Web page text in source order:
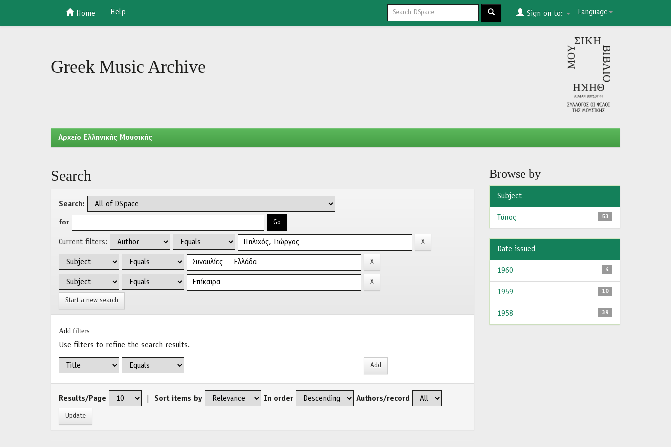
Home Help Language
Sign on to:
Greek Music Archive
Aρχείο Ελληνικής Μουσικής
Search
Search:
for
Current filters:
Start a new search
Add filters:
Use filters to refine the search results.
Results/Page Sort items by In order Authors/record
Browse by
Subject
53
Τύπος
Date issued
4
1960
10
1959
39
1958